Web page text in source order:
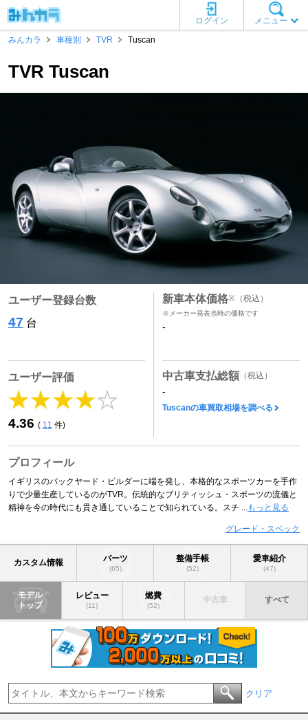
メニュー
ログイン
みんカラ
車種別 TVR Tuscan
TVR Tuscan
ユーザー登録台数
47 台
ユーザー評価
4.36 ( 11 件)
新車本体価格※ （税込）
※メーカー発表当時の価格です
-
中古車支払総額 （税込）
-
Tuscanの車買取相場を調べる
プロフィール
イギリスのバックヤード・ビルダーに端を発し、本格的なスポーツカーを手作
りで少量生産しているのがTVR。伝統的なブリティッシュ・スポーツの流儀と
精神を今の時代にも貫き通していることで知られている。スチ ...
もっと見る
グレード・スペック
カスタム情報 パーツ
(65)
整備手帳
(52)
愛車紹介
(47)
モデル
トップ
レビュー
(11)
燃費
(52)
中古車 すべて
クリア